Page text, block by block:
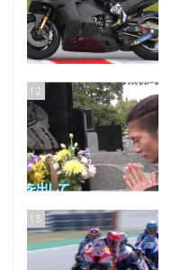
12
13